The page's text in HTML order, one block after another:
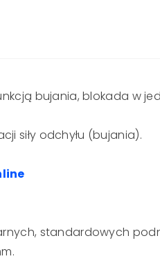
bujania, blokada w
siły odchyłu (bujania).
standardowych